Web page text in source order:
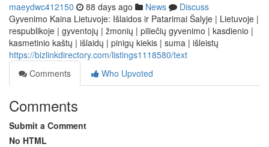
maeydwc412150 88 days ago News
Discuss
Gyvenimo Kaina Lietuvoje: Išlaidos ir Patarimai Šalyje | Lietuvoje |
respublikoje | gyventojų | žmonių | piliečių gyvenimo | kasdienio |
kasmetinio kaštų | išlaidų | pinigų kiekis | suma | išleistų
https://bizlinkdirectory.com/listings1118580/text
Comments
Who Upvoted
Comments
Submit a Comment
No HTML